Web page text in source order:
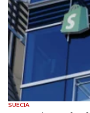
SUECIA